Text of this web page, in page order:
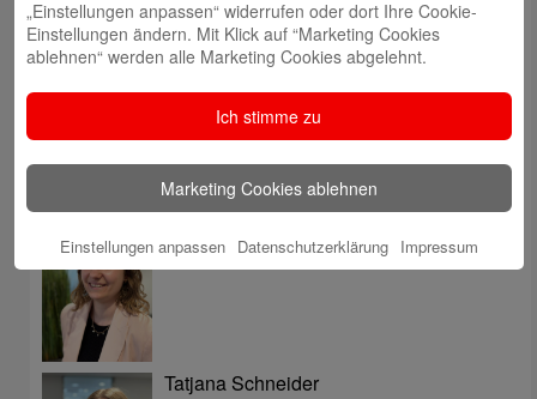
E-Mail an Blog-Redaktion
Bericht an die Gesellschaft
Tatjana Schneider
„Einstellungen anpassen“ widerrufen oder dort Ihre Cookie-
Einstellungen ändern. Mit Klick auf “Marketing Cookies
ablehnen“ werden alle Marketing Cookies abgelehnt.
Ich stimme zu
Marketing Cookies ablehnen
Einstellungen anpassen Datenschutzerklärung Impressum